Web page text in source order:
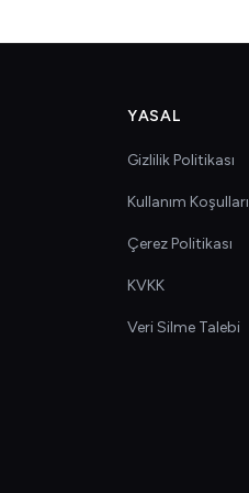
YASAL
Gizlilik Politikası
Kullanım Koşulları
Çerez Politikası
KVKK
Veri Silme Talebi